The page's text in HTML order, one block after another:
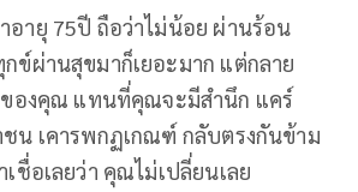
ายุ 75ปี ถือว่าไม่น้อย ผ่านร้อน
ข์ผ่านสุขมาก็เยอะมาก แต่กลาย
ของคุณ แทนที่คุณจะมีสำนึก แคร์
น เคารพกฏเกณฑ์ กลับตรงกันข้าม
ชื่อเลยว่า คุณไม่เปลี่ยนเลย